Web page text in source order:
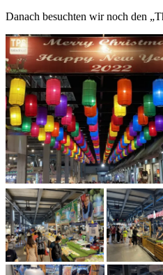
Danach besuchten wir noch den